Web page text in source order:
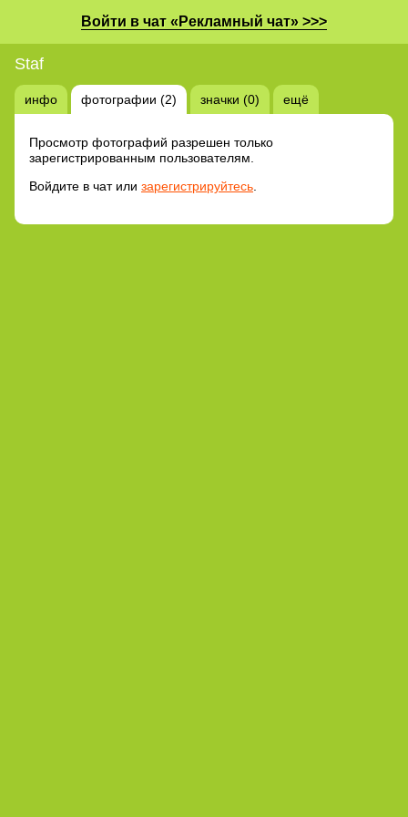
Войти в чат «Рекламный чат» >>>
Staf
инфо фотографии (2) значки (0) ещё
Просмотр фотографий разрешен только
зарегистрированным пользователям.
Войдите в чат или зарегистрируйтесь